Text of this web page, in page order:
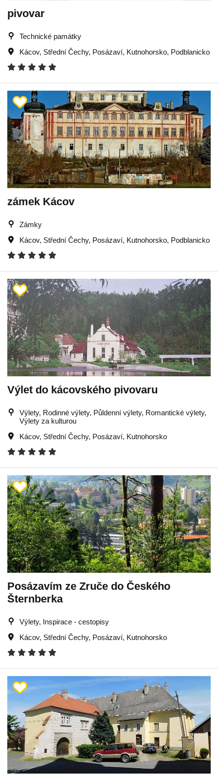
pivovar
Technické památky
Kácov, Střední Čechy, Posázaví, Kutnohorsko, Podblanicko
zámek Kácov
Zámky
Kácov, Střední Čechy, Posázaví, Kutnohorsko, Podblanicko
Výlet do kácovského pivovaru
Výlety, Rodinné výlety, Půldenní výlety, Romantické výlety,
Výlety za kulturou
Kácov, Střední Čechy, Posázaví, Kutnohorsko
Posázavím ze Zruče do Českého
Šternberka
Výlety, Inspirace - cestopisy
Kácov, Střední Čechy, Posázaví, Kutnohorsko